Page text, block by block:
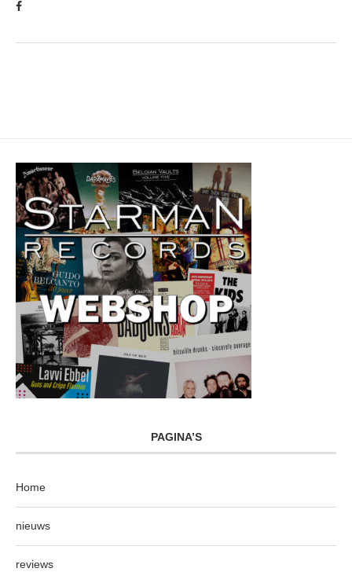
PAGINA’S
Home
nieuws
reviews